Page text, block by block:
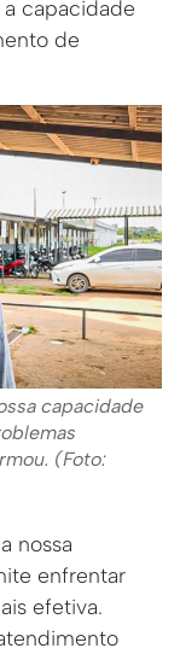
capacidade
de
capacidade
(Foto:
nossa
enfrentar
efetiva.